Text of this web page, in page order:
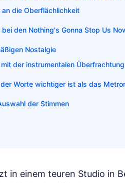
an die Oberflächlichkeit
den Nothing's Gonna Stop Us
Nostalgie
der instrumentalen Überfrachtung
Worte wichtiger ist als das
der Stimmen
in einem teuren Studio in